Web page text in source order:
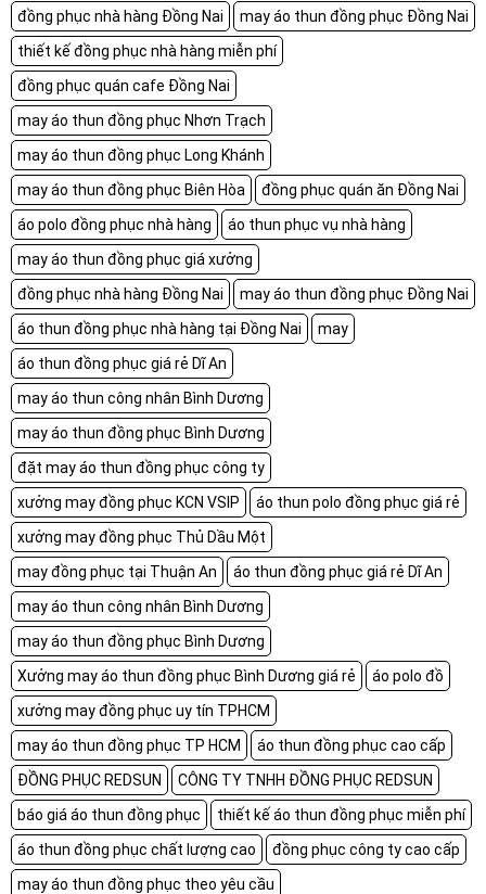
đồng phục nhà hàng Đồng Nai
may áo thun đồng phục Đồng Nai
thiết kế đồng phục nhà hàng miễn phí
đồng phục quán cafe Đồng Nai
may áo thun đồng phục Nhơn Trạch
may áo thun đồng phục Long Khánh
may áo thun đồng phục Biên Hòa
đồng phục quán ăn Đồng Nai
áo polo đồng phục nhà hàng
áo thun phục vụ nhà hàng
may áo thun đồng phục giá xưởng
đồng phục nhà hàng Đồng Nai
may áo thun đồng phục Đồng Nai
áo thun đồng phục nhà hàng tại Đồng Nai
may
áo thun đồng phục giá rẻ Dĩ An
may áo thun công nhân Bình Dương
may áo thun đồng phục Bình Dương
đặt may áo thun đồng phục công ty
xưởng may đồng phục KCN VSIP
áo thun polo đồng phục giá rẻ
xưởng may đồng phục Thủ Dầu Một
may đồng phục tại Thuận An
áo thun đồng phục giá rẻ Dĩ An
may áo thun công nhân Bình Dương
may áo thun đồng phục Bình Dương
Xưởng may áo thun đồng phục Bình Dương giá rẻ
áo polo đồ
xưởng may đồng phục uy tín TPHCM
may áo thun đồng phục TP HCM
áo thun đồng phục cao cấp
ĐỒNG PHỤC REDSUN
CÔNG TY TNHH ĐỒNG PHỤC REDSUN
báo giá áo thun đồng phục
thiết kế áo thun đồng phục miễn phí
áo thun đồng phục chất lượng cao
đồng phục công ty cao cấp
may áo thun đồng phục theo yêu cầu